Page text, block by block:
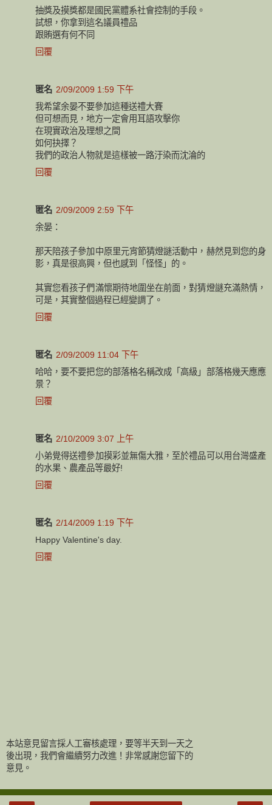
抽獎及摸獎都是國民黨體系社會控制的手段。
試想，你拿到這名議員禮品
跟賄選有何不同
回覆
匿名 2/09/2009 1:59 下午
我希望余晏不要參加這種送禮大賽
但可想而見，地方一定會用耳語攻擊你
在現實政治及理想之間
如何抉擇？
我們的政治人物就是這樣被一路汙染而沈淪的
回覆
匿名 2/09/2009 2:59 下午
余晏：
那天陪孩子參加中原里元宵節猜燈謎活動中，赫然見到您的身
影，真是很高興，但也感到「怪怪」的。
其實您看孩子們滿懷期待地圍坐在前面，對猜燈謎充滿熱情，
可是，其實整個過程已經變調了。
回覆
匿名 2/09/2009 11:04 下午
哈哈，要不要把您的部落格名稱改成「高級」部落格幾天應應
景？
回覆
匿名 2/10/2009 3:07 上午
小弟覺得送禮參加摸彩並無傷大雅，至於禮品可以用台灣盛產
的水果、農產品等最好!
回覆
匿名 2/14/2009 1:19 下午
Happy Valentine's day.
回覆
本站意見留言採人工審核處理，要等半天到一天之
後出現，我們會繼續努力改進！非常感謝您留下的
意見。